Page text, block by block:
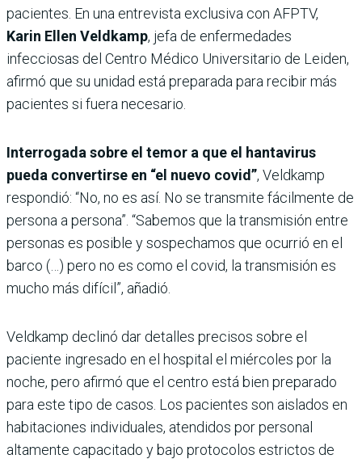
pacientes. En una entrevista exclusiva con AFPTV,
Karin Ellen Veldkamp, jefa de enfermedades
infecciosas del Centro Médico Universitario de Leiden,
afirmó que su unidad está preparada para recibir más
pacientes si fuera necesario.
Interrogada sobre el temor a que el hantavirus
pueda convertirse en “el nuevo covid”, Veldkamp
respondió: “No, no es así. No se transmite fácilmente de
persona a persona”. “Sabemos que la transmisión entre
personas es posible y sospechamos que ocurrió en el
barco (…) pero no es como el covid, la transmisión es
mucho más difícil”, añadió.
Veldkamp declinó dar detalles precisos sobre el
paciente ingresado en el hospital el miércoles por la
noche, pero afirmó que el centro está bien preparado
para este tipo de casos. Los pacientes son aislados en
habitaciones individuales, atendidos por personal
altamente capacitado y bajo protocolos estrictos de